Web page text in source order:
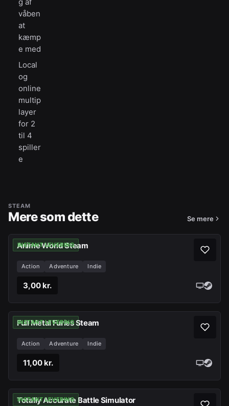
våben
at
kæmp
e med
Local
og
online
multip
layer
for 2
til 4
spiller
e
STEAM
Mere som dette Se mere
INSTANT LEVERING
Anime World Steam
Action Adventure Indie
3,00 kr.
INSTANT LEVERING
Full Metal Furies Steam
Action Adventure Indie
11,00 kr.
INSTANT LEVERING
Totally Accurate Battle Simulator